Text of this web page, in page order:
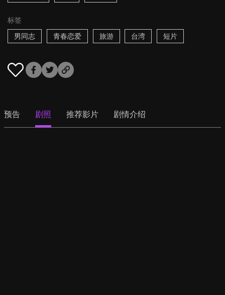
标签
男同志
青春恋爱 旅游 台湾 短片
预告 剧照 推荐影片 剧情介绍